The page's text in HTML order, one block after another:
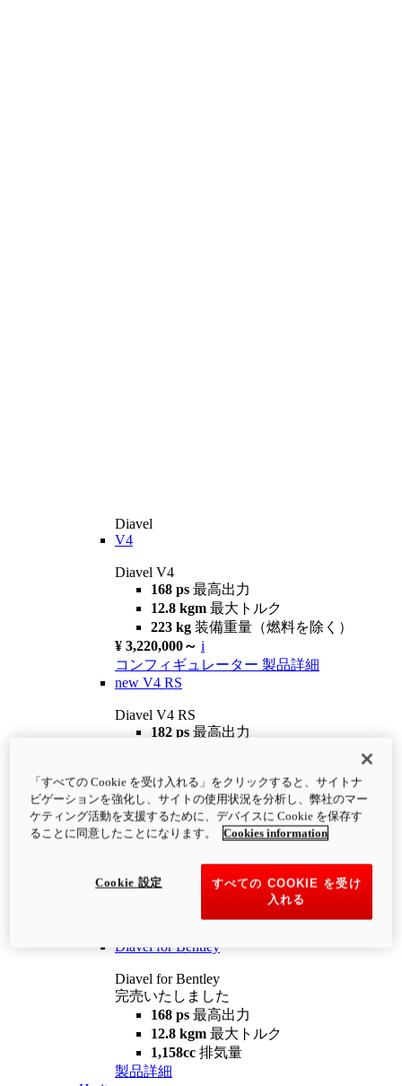
Diavel
V4
Diavel V4
168 ps 最高出力
12.8 kgm 最大トルク
223 kg 装備重量（燃料を除く）
¥ 3,220,000～ i
コンフィギュレーター 製品詳細
new V4 RS
Diavel V4 RS
182 ps 最高出力
¥4,400,000 i
コンフィギュレーター 製品詳細
newV4 RS 100
12.2 kgm
最大トルク
装備重量（燃料を除く）
Diavel for Bentley
Diavel for Bentley
完売いたしました
168 ps 最高出力
12.8 kgm 最大トルク
1,158cc 排気量
製品詳細
「すべての Cookie を受け入れる」をクリックすると、サイトナ
ビゲーションを強化し、サイトの使用状況を分析し、弊社のマー
ケティング活動を支援するために、デバイスに Cookie を保存す
ることに同意したことになります。
Cookies information
すべての COOKIE を受け
入れる
Cookie 設定